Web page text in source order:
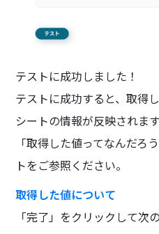
テストに成功しました！
テストに成功すると、取得
シートの情報が反映されます
「取得した値ってなんだろ
トをご参照ください。
取得した値について
「完了」をクリックして次